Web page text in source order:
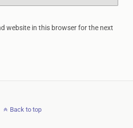
website in this browser for the next
Back to top